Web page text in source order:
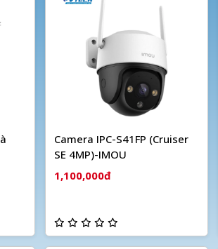
Camera IPC-S41FP (Cruiser
SE 4MP)-IMOU
1,100,000đ